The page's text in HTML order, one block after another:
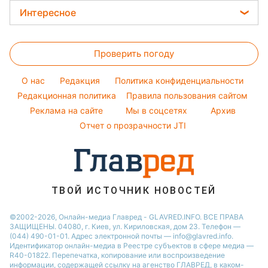
Новости Житомира
Погода на завтра
Филипп Киркоров
Елена Зеленская
Кейт Миддлтон
Алла Пугачева
Максим Галкин
Виталий Козловский
Женские стрижки
Окрашивание волос
Красивый маникюр
Модные ошибки
Новости моды
Советы от Андре Тана
Интересное
Тесты по картинке
Оптические иллюзии
Народные приметы
Все о шоу-бизнесе
Проверить погоду
O нас Редакция
Политика конфиденциальности
Редакционная политика
Правила пользования сайтом
Реклама на сайте
Мы в соцсетях
Архив
Отчет о прозрачности JTI
ТВОЙ ИСТОЧНИК НОВОСТЕЙ
©2002-2026, Онлайн-медиа Главред - GLAVRED.INFO. ВСЕ ПРАВА
ЗАЩИЩЕНЫ. 04080, г. Киев, ул. Кириловская, дом 23. Телефон —
(044) 490-01-01. Адрес электронной почты — info@glavred.info.
Идентификатор онлайн-медиа в Реестре cубъектов в сфере медиа —
R40-01822. Перепечатка, копирование или воспроизведение
информации, содержащей ссылку на агенство ГЛАВРЕД, в каком-